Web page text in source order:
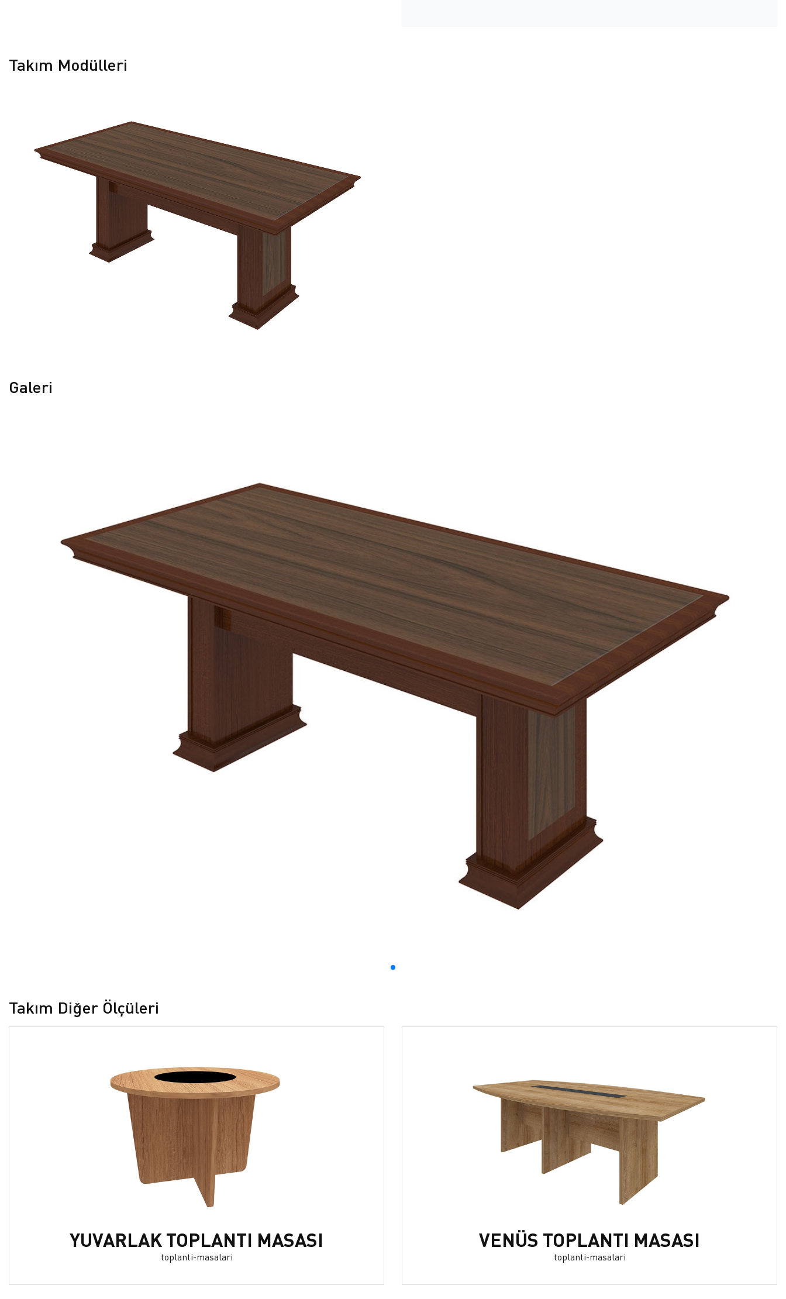
Takım Modülleri
Galeri
Takım Diğer Ölçüleri
YUVARLAK TOPLANTI MASASI
toplanti-masalari
VENÜS TOPLANTI MASASI
toplanti-masalari